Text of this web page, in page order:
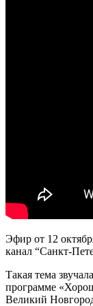
Эфир от 12
канал “Санкт-
Такая тема
программе
Великий